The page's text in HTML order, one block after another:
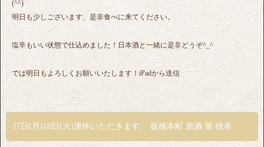
(^^)
明日も少しございます、是非食べに来てください。
塩辛もいい状態で仕込めました！日本酒と一緒に是非どうぞ^_^
では明日もよろしくお願いいたします！iPadから送信
17日(月)18日(火)連休いただきます。 板橋本町 居酒 屋 穂卓